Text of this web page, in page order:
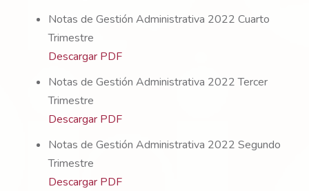
Notas de Gestión Administrativa 2022 Cuarto
Trimestre
Descargar PDF
Notas de Gestión Administrativa 2022 Tercer
Trimestre
Descargar PDF
Notas de Gestión Administrativa 2022 Segundo
Trimestre
Descargar PDF